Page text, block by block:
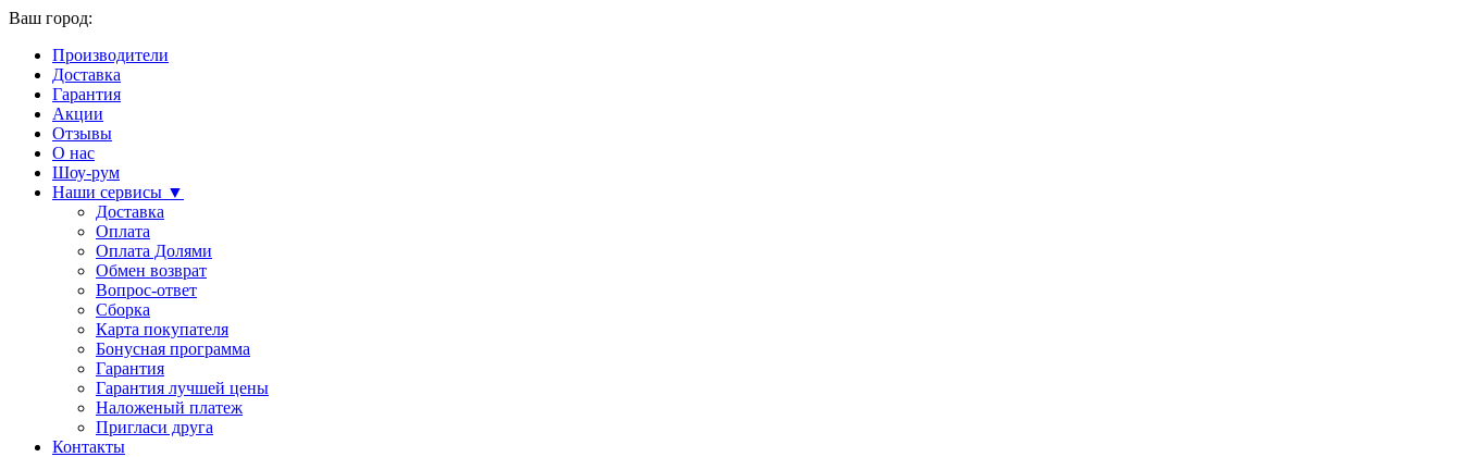
Ваш город:
Производители
Доставка
Гарантия
Акции
Отзывы
О нас
Шоу-рум
Наши сервисы ▼
Доставка
Оплата
Оплата Долями
Обмен возврат
Вопрос-ответ
Сборка
Карта покупателя
Бонусная программа
Гарантия
Гарантия лучшей цены
Наложеный платеж
Пригласи друга
Контакты